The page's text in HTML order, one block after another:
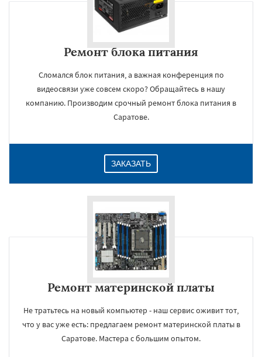
Ремонт блока питания
Сломался блок питания, а важная конференция по
видеосвязи уже совсем скоро? Обращайтесь в нашу
компанию. Производим срочный ремонт блока питания в
Саратове.
ЗАКАЗАТЬ
Ремонт материнской платы
Не тратьтесь на новый компьютер - наш сервис оживит тот,
что у вас уже есть: предлагаем ремонт материнской платы в
Саратове. Мастера с большим опытом.